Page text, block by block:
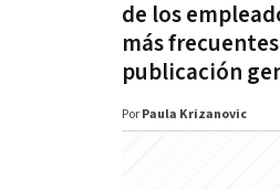
de los
más
publicación
Por Paula Krizanovic